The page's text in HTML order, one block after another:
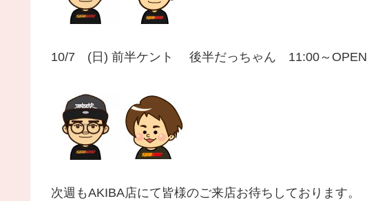
10/7 (日) 前半ケント 後半だっちゃん 11:00～OPEN
次週もAKIBA店にて皆様のご来店お待ちしております。